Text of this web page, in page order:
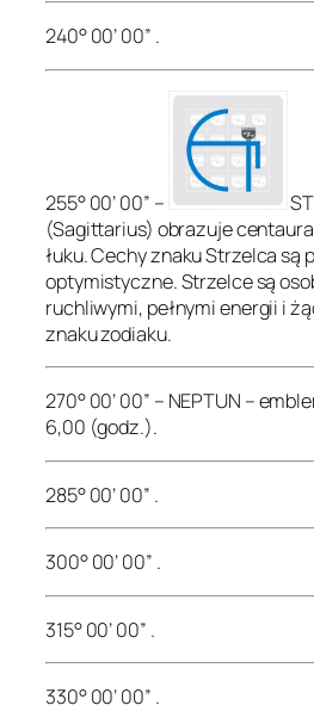
240° 00’ 00” .
255° 00’ 00” –
(Sagittarius) obrazuje
łuku. Cechy znaku Strzelca są
optymistyczne. Strzelce są
ruchliwymi, pełnymi energii i
znaku zodiaku.
270° 00’ 00” – NEPTUN –
6,00 (godz.).
285° 00’ 00” .
300° 00’ 00” .
315° 00’ 00” .
330° 00’ 00” .